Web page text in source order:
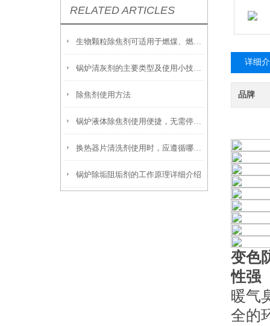
RELATED ARTICLES
生物颗粒除焦剂可适用于燃煤、燃油及生物质混燃锅炉的定期除焦
锅炉清灰剂的主要类型及使用小技巧分享
除焦剂使用方法
锅炉液体除焦剂使用便捷，无需停炉即可在线投加
换热器片清洗剂使用时，应遵循哪些步骤？
锅炉除垢阻垢剂的工作原理详细介绍
详细
品牌
变色
性强
暖气
全的